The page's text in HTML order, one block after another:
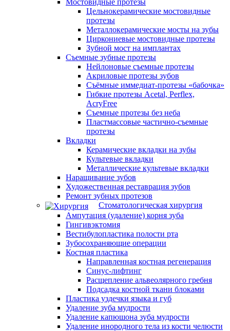
Мостовидные протезы
Цельнокерамические мостовидные
протезы
Металлокерамические мосты на зубы
Циркониевые мостовидные протезы
Зубной мост на имплантах
Съемные зубные протезы
Нейлоновые съемные протезы
Акриловые протезы зубов
Съёмные иммедиат‑протезы «бабочка»
Гибкие протезы Acetal, Perflex,
AcryFree
Съемные протезы без неба
Пластмассовые частично-съемные
протезы
Вкладки
Керамические вкладки на зубы
Культевые вкладки
Металлические культевые вкладки
Наращивание зубов
Художественная реставрация зубов
Ремонт зубных протезов
Стоматологическая хирургия
Ампутация (удаление) корня зуба
Гингивэктомия
Вестибулопластика полости рта
Зубосохраняющие операции
Костная пластика
Направленная костная регенерация
Синус-лифтинг
Расщепление альвеолярного гребня
Подсадка костной ткани блоками
Пластика уздечки языка и губ
Удаление зуба мудрости
Удаление капюшона зуба мудрости
Удаление инородного тела из кости челюсти